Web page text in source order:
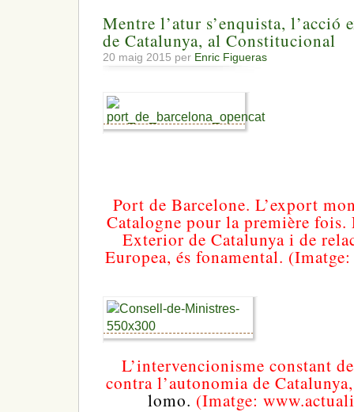
Mentre l’atur s’enquista, l’acció
de Catalunya, al Constitucional
20 maig 2015 per Enric Figueras
Port de Barcelone. L’export
Catalogne pour la première fois.
Exterior de Catalunya i de
Europea, és fonamental.
L’intervencionisme constant
contra l’autonomia de
lomo. (Imatge: